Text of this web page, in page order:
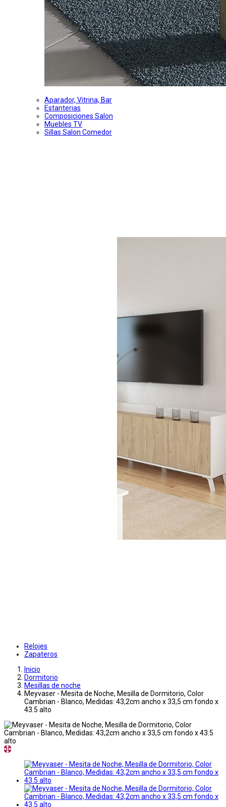
Aparador, Vitrina, Bar
Estanterias
Composiciones Salon
Muebles TV
Sillas Salon Comedor
Relojes
Zapateros
Inicio
Dormitorio
Mesillas de noche
Meyvaser - Mesita de Noche, Mesilla de Dormitorio, Color
Cambrian - Blanco, Medidas: 43,2cm ancho x 33,5 cm fondo x
43.5 alto